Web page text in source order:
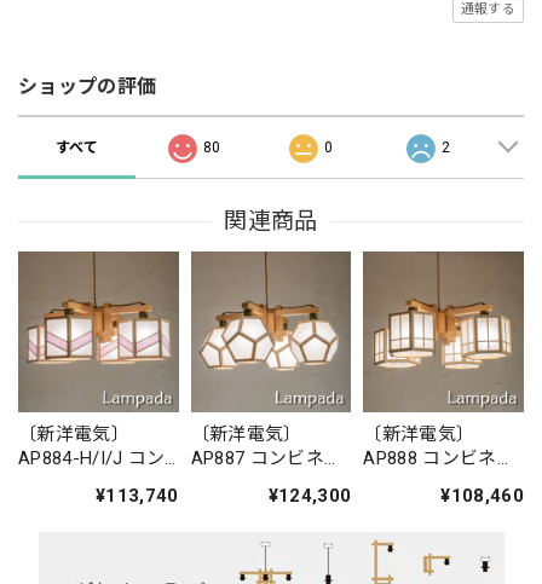
通報する
ショップの評価
すべて 80 0 2
関連商品
〔新洋電気〕
AP884-H/I/J コン
プ／シャンデリ
¥113,740
〔新洋電気〕
AP887 コンビネー
ャンデリア 求
¥124,300
〔新洋電気〕
AP888 コンビネー
ャンデリア 柚
yuu
¥108,460